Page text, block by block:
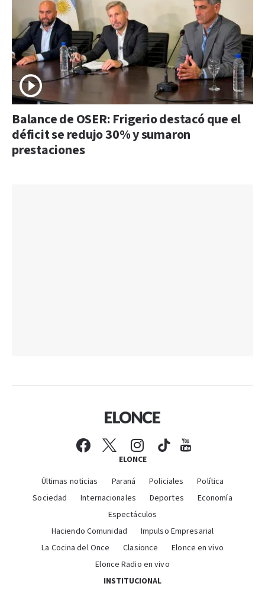
Balance de OSER: Frigerio destacó que el
déficit se redujo 30% y sumaron
prestaciones
ELONCE
Últimas noticias Paraná Policiales
Política
Sociedad
Internacionales Deportes
Economía
Espectáculos
Haciendo Comunidad
Impulso Empresarial
La Cocina del Once
Clasionce
Elonce en vivo
Elonce Radio en vivo
INSTITUCIONAL